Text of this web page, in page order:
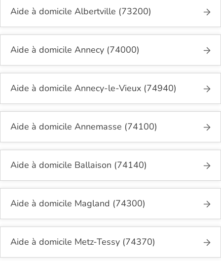
Aide à domicile Albertville (73200)
Aide à domicile Annecy (74000)
Aide à domicile Annecy-le-Vieux (74940)
Aide à domicile Annemasse (74100)
Aide à domicile Ballaison (74140)
Aide à domicile Magland (74300)
Aide à domicile Metz-Tessy (74370)